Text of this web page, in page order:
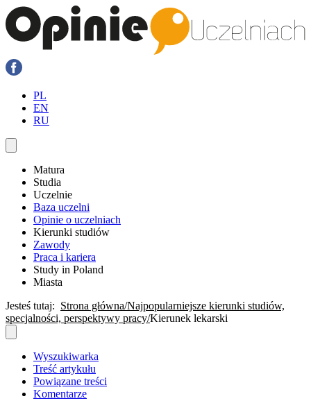
PL
EN
RU
Matura
Studia
Uczelnie
Baza uczelni
Opinie o uczelniach
Kierunki studiów
Zawody
Praca i kariera
Study in Poland
Miasta
Jesteś tutaj: Strona główna Najpopularniejsze kierunki studiów,
specjalności, perspektywy pracy Kierunek lekarski
Wyszukiwarka
Treść artykułu
Powiązane treści
Komentarze